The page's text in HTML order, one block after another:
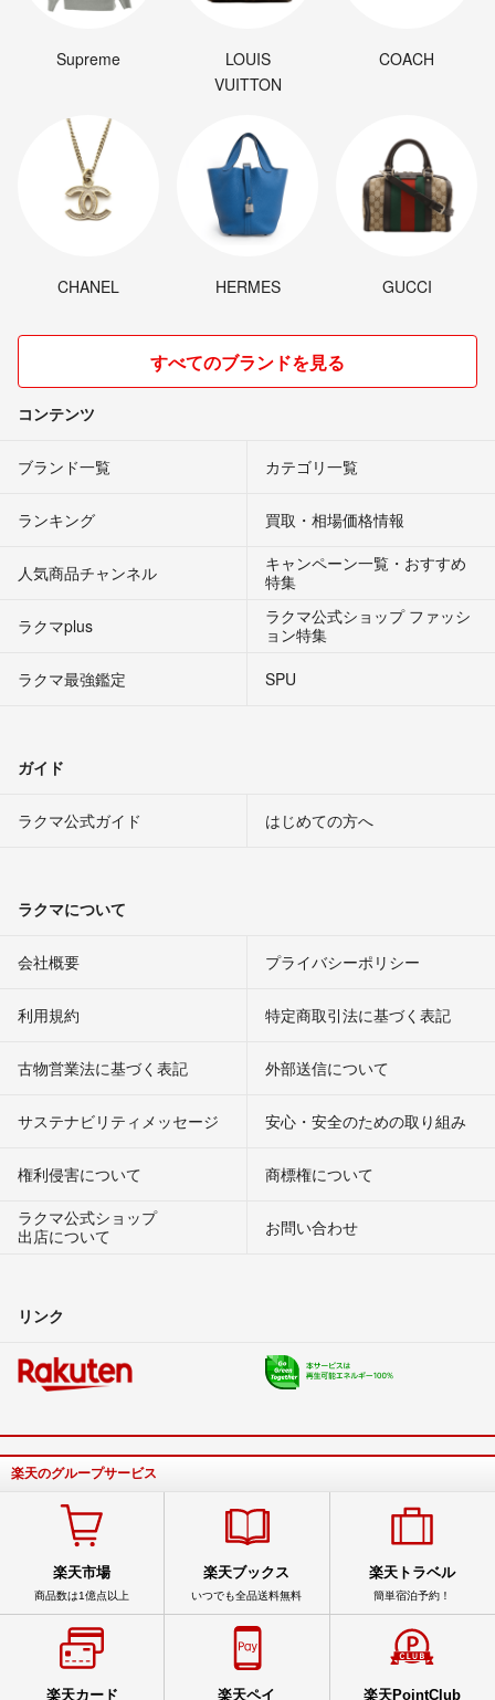
Supreme
LOUIS
VUITTON
COACH
CHANEL HERMES GUCCI
すべてのブランドを見る
コンテンツ
ブランド一覧 カテゴリ一覧
ランキング 買取・相場価格情報
人気商品チャンネル
キャンペーン一覧・おすすめ
特集
ラクマplus
ラクマ公式ショップ ファッシ
ョン特集
ラクマ最強鑑定
SPU
ガイド
ラクマ公式ガイド はじめての方へ
ラクマについて
会社概要 プライバシーポリシー
利用規約 特定商取引法に基づく表記
古物営業法に基づく表記 外部送信について
サステナビリティメッセージ 安心・安全のための取り組み
権利侵害について
商標権について
ラクマ公式ショップ
出店について
お問い合わせ
リンク
楽天のグループサービス
楽天市場
商品数は1億点以上
楽天ブックス
いつでも全品送料無料
楽天トラベル
簡単宿泊予約！
楽天カード 楽天ペイ 楽天PointClub